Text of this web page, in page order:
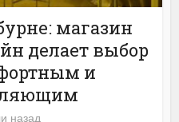
магазин
делает выбор
и
назад